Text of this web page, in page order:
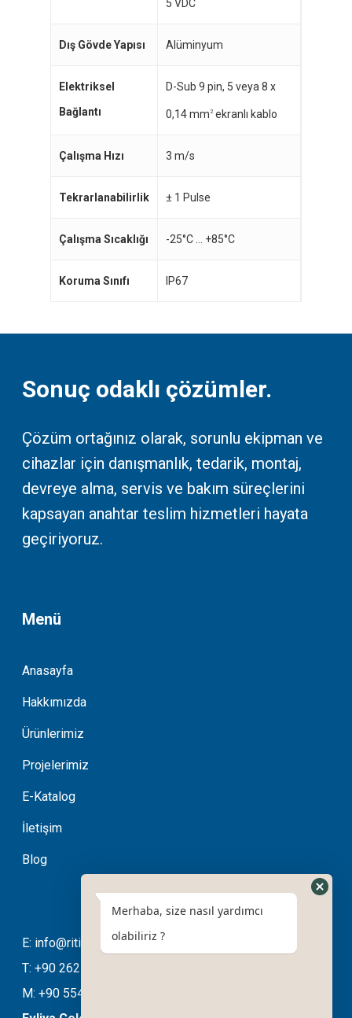
5 VDC
Dış Gövde Yapısı Alüminyum
Elektriksel
Bağlantı
D-Sub 9 pin, 5 veya 8 x
0,14 mm 2ekranlı kablo
Çalışma Hızı 3 m/s
Tekrarlanabilirlik ± 1 Pulse
Çalışma Sıcaklığı -25°C … +85°C
Koruma Sınıfı IP67
Sonuç odaklı çözümler.
Çözüm ortağınız olarak, sorunlu ekipman ve
cihazlar için danışmanlık, tedarik, montaj,
devreye alma, servis ve bakım süreçlerini
kapsayan anahtar teslim hizmetleri hayata
geçiriyoruz.
Menü
Anasayfa
Hakkımızda
Ürünlerimiz
Projelerimiz
E-Katalog
İletişim
Blog
E: info@ritimotomasyon.com
T: +90 262 643 20 94
M: +90 554 508 76 03
Merhaba, size nasıl yardımcı
olabiliriz ?